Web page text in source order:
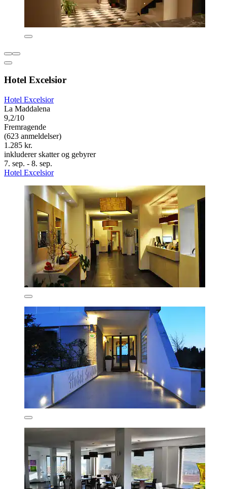
Hotel Excelsior
Hotel Excelsior
La Maddalena
9,2/10
Fremragende
(623 anmeldelser)
1.285 kr.
inkluderer skatter og gebyrer
7. sep. - 8. sep.
Hotel Excelsior